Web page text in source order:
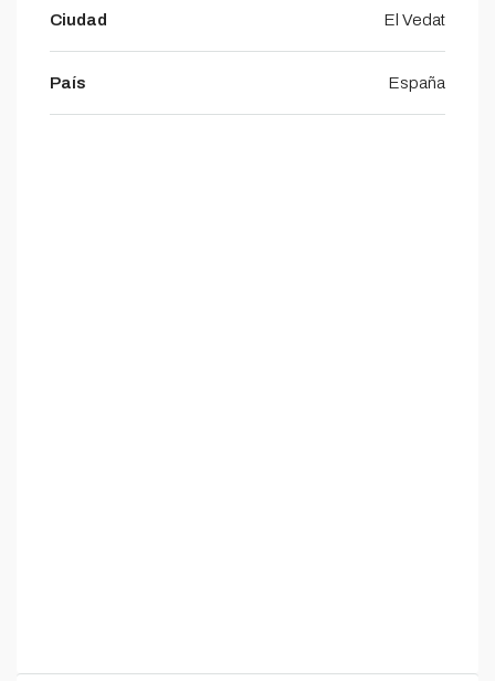
Ciudad El Vedat
País España